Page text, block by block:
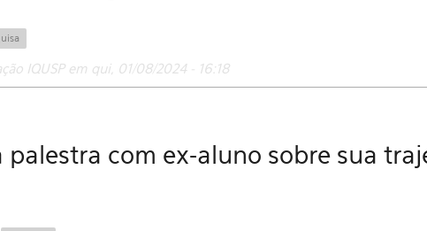
IQUSP em qui, 01/08/2024 - 16:18
palestra com ex-aluno sobre sua